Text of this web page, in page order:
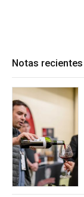
Notas recientes